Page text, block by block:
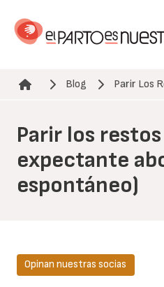
contenido
Ruta de navegación
Blog Parir Los
Parir los
expectante
espontáneo)
Opinan nuestras socias